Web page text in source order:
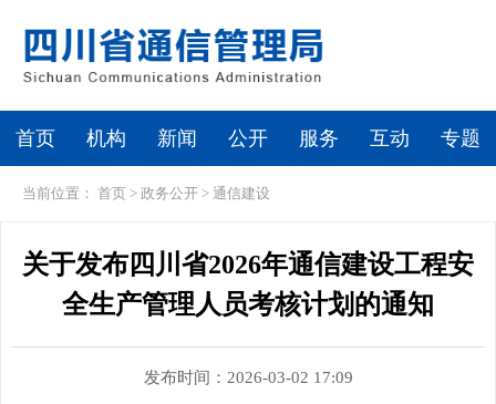
首页 机构 新闻 公开 服务 互动 专题
当前位置： 首页 > 政务公开 > 通信建设
关于发布四川省2026年通信建设工程安
全生产管理人员考核计划的通知
发布时间：2026-03-02 17:09